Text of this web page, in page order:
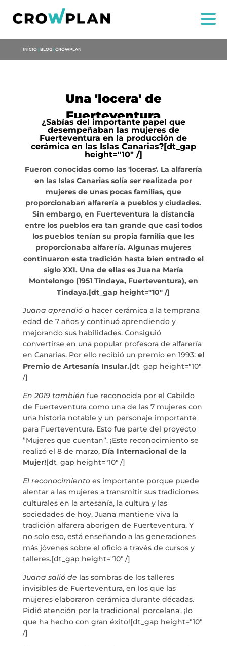
SERVICES
PROJECTS
MARIA ANCHIETA
BLOG
THE TANK CULTURAL SPACE
CONTACT
WE ARE TRANSPARENT
Dulce Xerach
info@crowplan.com
922 28 00 28
INICIO | BLOG | CROWPLAN
Una 'locera' de
Fuerteventura
¿Sabías del importante papel que
desempeñaban las mujeres de
Fuerteventura en la producción de
cerámica en las Islas Canarias?[dt_gap
height="10" /]
Fueron conocidas como las 'loceras'. La alfarería
en las Islas Canarias solía ser realizada por
mujeres de unas pocas familias, que
proporcionaban alfarería a pueblos y ciudades.
Sin embargo, en Fuerteventura la distancia
entre los pueblos era tan grande que casi todos
los pueblos tenían su propia familia que les
proporcionaba alfarería. Algunas mujeres
continuaron esta tradición hasta bien entrado el
siglo XXI. Una de ellas es Juana María
Montelongo (1951 Tindaya, Fuerteventura), en
Tindaya.[dt_gap height="10" /]
Juana aprendió a hacer cerámica a la temprana
edad de 7 años y continuó aprendiendo y
mejorando sus habilidades. Consiguió
convertirse en una popular profesora de alfarería
en Canarias. Por ello recibió un premio en 1993: el
Premio de Artesanía Insular.[dt_gap height="10"
/]
En 2019 también fue reconocida por el Cabildo
de Fuerteventura como una de las 7 mujeres con
una historia notable y un personaje importante
para Fuerteventura. Esto fue parte del proyecto
”Mujeres que cuentan”. ¡Este reconocimiento se
realizó el 8 de marzo, Día Internacional de la
Mujer![dt_gap height="10" /]
El reconocimiento esimportante porque puede
alentar a las mujeres a transmitir sus tradiciones
culturales en la artesanía, la cultura y las
sociedades de hoy. Juana mantiene viva la
tradición alfarera aborigen de Fuerteventura. Y
no solo eso, está enseñando a las generaciones
más jóvenes sobre el oficio a través de cursos y
talleres.[dt_gap height="10" /]
Juana salió de las sombras de los talleres
invisibles de Fuerteventura, en los que las
mujeres elaboraron cerámica durante décadas.
Pidió atención por la tradicional 'porcelana', ¡lo
que ha hecho con gran éxito![dt_gap height="10"
/]